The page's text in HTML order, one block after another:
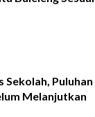
Sekolah, Puluhan
Melanjutkan